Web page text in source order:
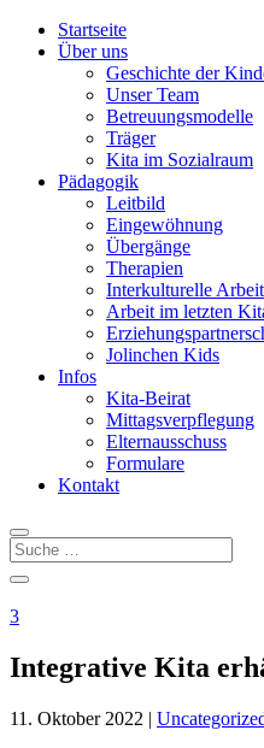
Startseite
Über uns
Geschichte der
Unser Team
Betreuungsmodelle
Träger
Kita im Sozialraum
Pädagogik
Leitbild
Eingewöhnung
Übergänge
Therapien
Interkulturelle Arbeit
Arbeit im letzten
Jolinchen Kids
Infos
Kita-Beirat
Mittagsverpflegung
Elternausschuss
Formulare
Kontakt
3
Integrative Kita
11. Oktober 2022 |